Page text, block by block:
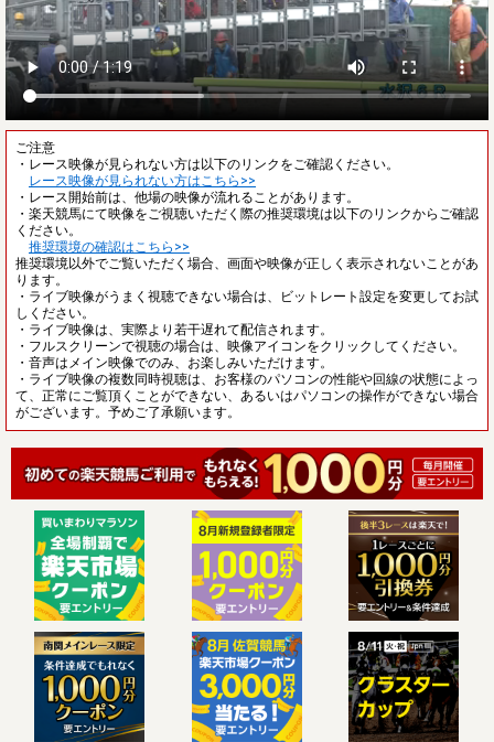
ご注意
・レース映像が見られない方は以下のリンクをご確認ください。
レース映像が見られない方はこちら>>
・レース開始前は、他場の映像が流れることがあります。
・楽天競馬にて映像をご視聴いただく際の推奨環境は以下のリンクからご確認
ください。
推奨環境の確認はこちら>>
推奨環境以外でご覧いただく場合、画面や映像が正しく表示されないことがあ
ります。
・ライブ映像がうまく視聴できない場合は、ビットレート設定を変更してお試
しください。
・ライブ映像は、実際より若干遅れて配信されます。
・フルスクリーンで視聴の場合は、映像アイコンをクリックしてください。
・音声はメイン映像でのみ、お楽しみいただけます。
・ライブ映像の複数同時視聴は、お客様のパソコンの性能や回線の状態によっ
て、正常にご覧頂くことができない、あるいはパソコンの操作ができない場合
がございます。予めご了承願います。